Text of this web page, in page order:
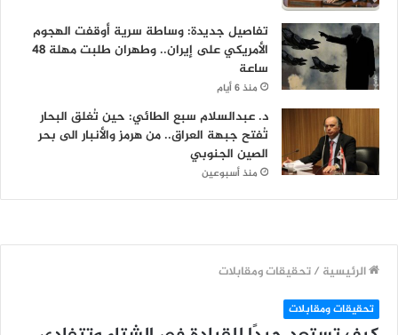
تفاصيل جديدة: وساطة سرية أوقفت الهجوم
الأمريكي على إيران.. وطهران طلبت مهلة 48
ساعة
منذ 6 أيام
د. عبدالسلام سبع الطائي: حين تُغلق البحار
تُفتح جبهة العراق.. من هرمز والأنبار الى بحر
الصين الجنوبي
منذ أسبوعين